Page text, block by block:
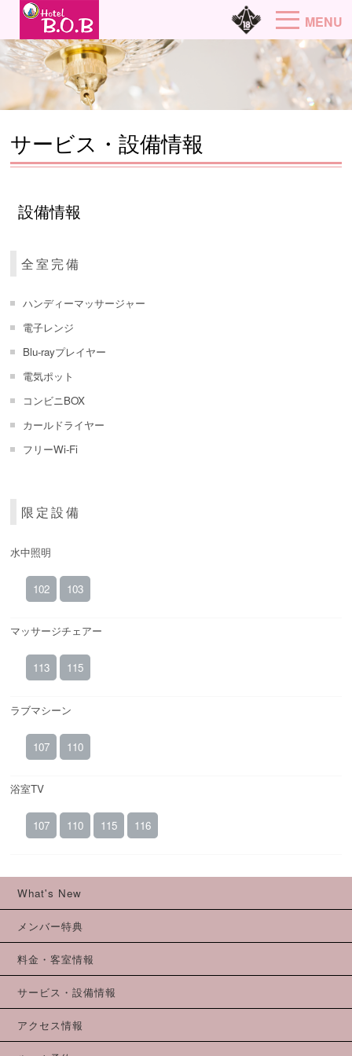
MENU
サービス・設備情報
設備情報
全室完備
ハンディーマッサージャー
電子レンジ
Blu-rayプレイヤー
電気ポット
コンビニBOX
カールドライヤー
フリーWi-Fi
限定設備
水中照明
102 103
マッサージチェアー
113 115
ラブマシーン
107 110
浴室TV
107 110 115 116
What's New
メンバー特典
料金・客室情報
サービス・設備情報
アクセス情報